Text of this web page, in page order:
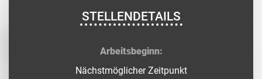
STELLENDETAILS
Arbeitsbeginn:
Nächstmöglicher Zeitpunkt